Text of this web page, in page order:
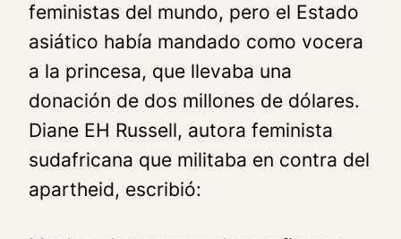
feministas del mundo, pero el Estado
asiático había mandado como vocera
a la princesa, que llevaba una
donación de dos millones de dólares.
Diane EH Russell, autora feminista
sudafricana que militaba en contra del
apartheid, escribió: